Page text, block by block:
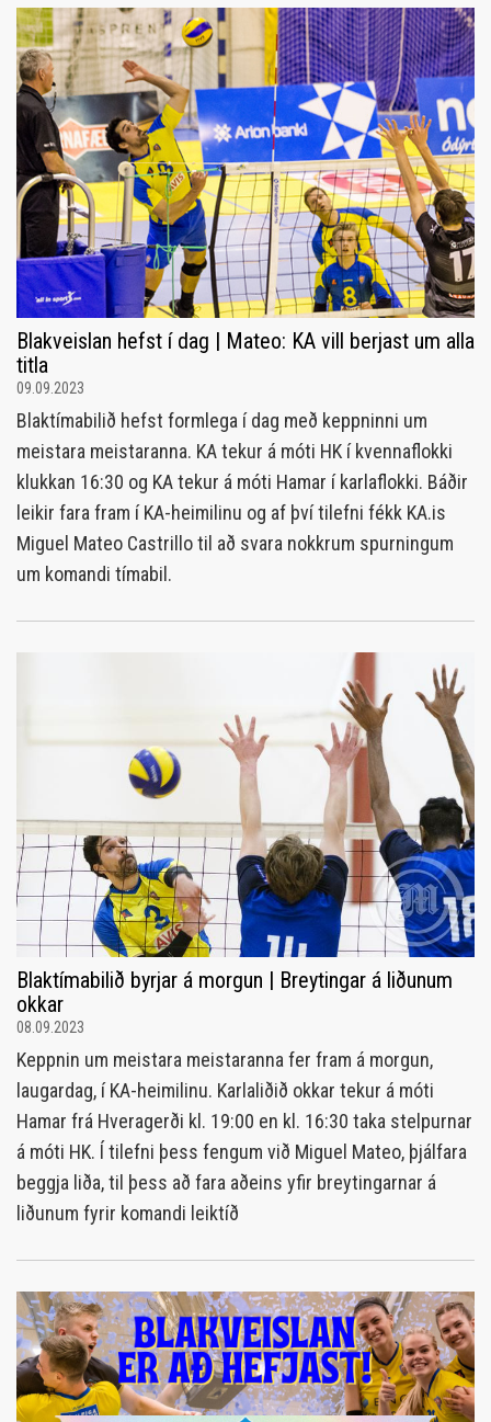
Blakveislan hefst í dag | Mateo: KA vill berjast um alla
titla
09.09.2023
Blaktímabilið hefst formlega í dag með keppninni um
meistara meistaranna. KA tekur á móti HK í kvennaflokki
klukkan 16:30 og KA tekur á móti Hamar í karlaflokki. Báðir
leikir fara fram í KA-heimilinu og af því tilefni fékk KA.is
Miguel Mateo Castrillo til að svara nokkrum spurningum
um komandi tímabil.
Blaktímabilið byrjar á morgun | Breytingar á liðunum
okkar
08.09.2023
Keppnin um meistara meistaranna fer fram á morgun,
laugardag, í KA-heimilinu. Karlaliðið okkar tekur á móti
Hamar frá Hveragerði kl. 19:00 en kl. 16:30 taka stelpurnar
á móti HK. Í tilefni þess fengum við Miguel Mateo, þjálfara
beggja liða, til þess að fara aðeins yfir breytingarnar á
liðunum fyrir komandi leiktíð